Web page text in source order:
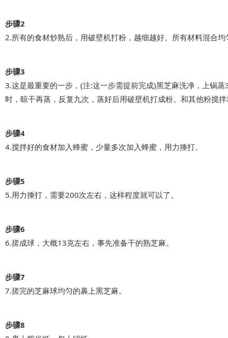
步骤2
2.所有的食材炒熟后，用破壁机打粉，越细越好。所有材料混合均
步骤3
3.这是最重要的一步，(注:这一步需提前完成)黑芝麻洗净，上锅蒸
时，晾干再蒸，反复九次，蒸好后用破壁机打成粉。和其他粉搅
步骤4
4.搅拌好的食材加入蜂蜜，少量多次加入蜂蜜，用力捶打。
步骤5
5.用力捶打，需要200次左右，这样程度就可以了。
步骤6
6.搓成球，大概13克左右，事先准备干的熟芝麻。
步骤7
7.搓完的芝麻球均匀的裹上黑芝麻。
步骤8